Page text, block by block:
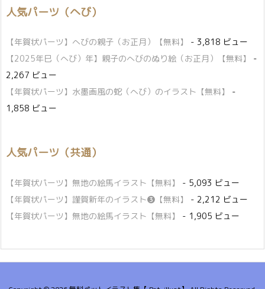
人気パーツ（へび）
【年賀状パーツ】へびの親子（お正月）【無料】
- 3,818 ビュー
【2025年巳（へび）年】親子のへびのぬり絵（お正月）【無料】
-
2,267 ビュー
【年賀状パーツ】水墨画風の蛇（へび）のイラスト【無料】
-
1,858 ビュー
人気パーツ（共通）
【年賀状パーツ】無地の絵馬イラスト【無料】
- 5,093 ビュー
【年賀状パーツ】謹賀新年のイラスト❸【無料】
- 2,212 ビュー
【年賀状パーツ】無地の絵馬イラスト【無料】
- 1,905 ビュー